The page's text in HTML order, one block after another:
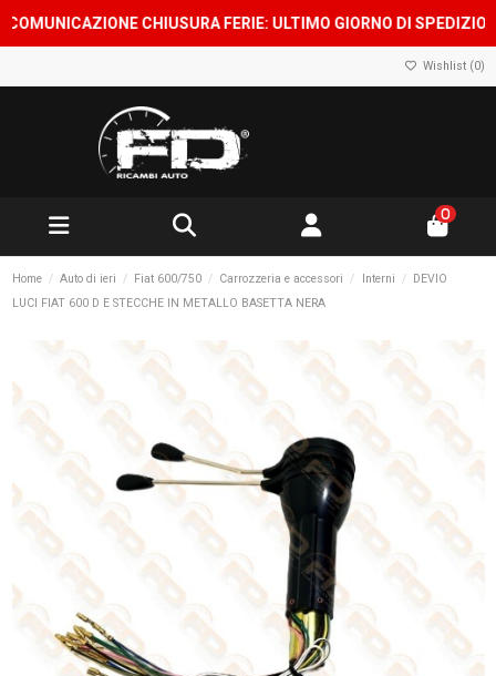
CHIUSURA FERIE: ULTIMO GIORNO DI
Wishlist (0)
0
Home Auto di ieri Fiat 600/750 Carrozzeria e accessori Interni
DEVIO
LUCI FIAT 600 D E STECCHE IN METALLO BASETTA NERA